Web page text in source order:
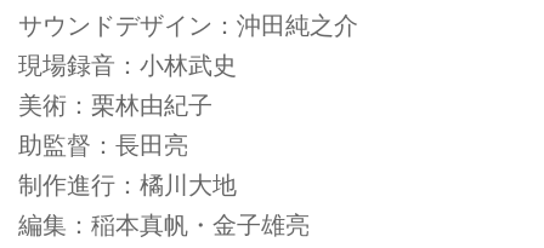
サウンドデザイン：沖田純之介
現場録音：小林武史
美術：栗林由紀子
助監督：長田亮
制作進行：橘川大地
編集：稲本真帆・金子雄亮